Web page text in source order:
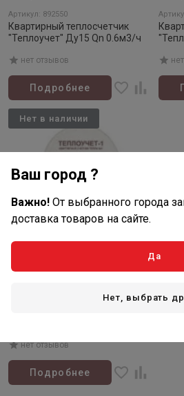
Артикул: 892550
Квартирный теплосчетчик
"Теплоучет" Ду15 Qn 0.6м3/ч
нет отзывов
Подробнее
нет отзывов
Подробнее
Нет в наличии
Ваш город ?
Важно! От выбранного города
доставка товаров на сайте.
Да
Нет, выбрать